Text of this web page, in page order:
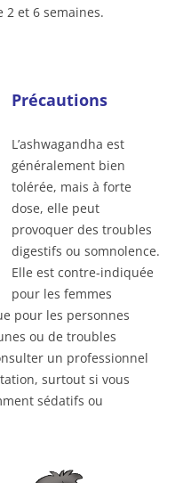
2 et 6 semaines.
Précautions
L’ashwagandha est
généralement bien
tolérée, mais à forte
dose, elle peut
provoquer des troubles
digestifs ou somnolence.
Elle est contre-indiquée
pour les femmes
pour les personnes
ou de troubles
un professionnel
surtout si vous
sédatifs ou